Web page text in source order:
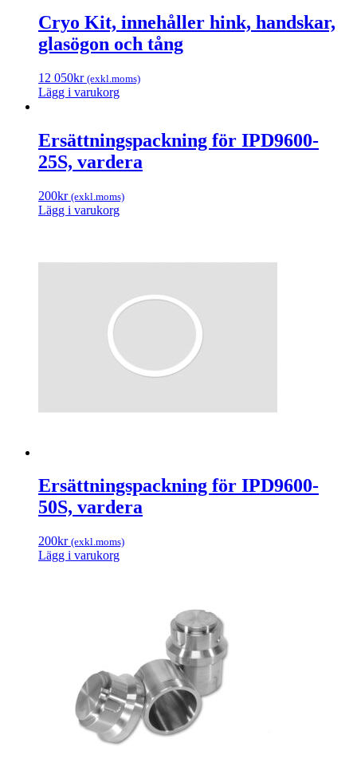
Cryo Kit, innehåller hink, handskar,
glasögon och tång
12 050kr (exkl.moms)
Lägg i varukorg
Ersättningspackning för IPD9600-
25S, vardera
200kr (exkl.moms)
Lägg i varukorg
Ersättningspackning för IPD9600-
50S, vardera
200kr (exkl.moms)
Lägg i varukorg